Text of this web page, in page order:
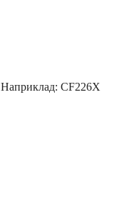
Наприклад: CF226X